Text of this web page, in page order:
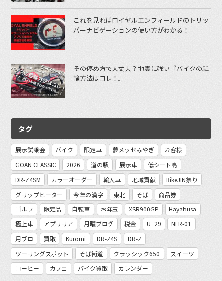
これを見ればロイヤルエンフィールドのトリッ
パーナビゲーションの使い方がわかる！
その停め方で大丈夫？地震に強い『バイクの駐
輪方法はコレ！』
タグ
展示試乗会 バイク 限定車 夢メッセみやぎ
お客様
GOAN CLASSIC
2026 道の駅 展示車
低シート高
DR-Z4SM
カラーオーダー 輸入車 地域貢献
BikeJIN祭り
グリップヒーター
今年の漢字 東北 そば
商品券
ゴルフ
限定品 自転車 お年玉 XSR900GP
Hayabusa
極上車
アプリリア 月曜ブログ 税金 U_29
NFR-01
月ブロ
買取 Kuromi DR-Z4S
DR-Z
ツーリングスポット
そば街道 クラッシック650
スイーツ
コーヒー
カフェ バイク買取 カレンダー